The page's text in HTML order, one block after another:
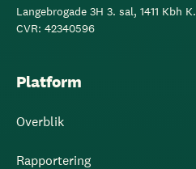
Langebrogade 3H 3. sal, 1411 Kbh K.
CVR: 42340596
Platform
Overblik
Rapportering